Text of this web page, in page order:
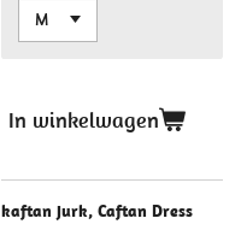
In winkelwagen
kaftan Jurk, Caftan Dress